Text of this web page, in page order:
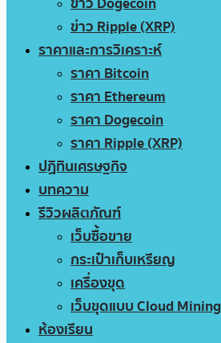
ข่าว Ripple (XRP)
ราคาและการวิเคราะห์
ราคา Bitcoin
ราคา Ethereum
ราคา Dogecoin
ราคา Ripple (XRP)
ปฏิทินเศรษฐกิจ
บทความ
รีวิวผลิตภัณฑ์
เว็บซื้อขาย
กระเป๋าเก็บเหรียญ
เครื่องขุด
เว็บขุดแบบ Cloud Mining
ห้องเรียน